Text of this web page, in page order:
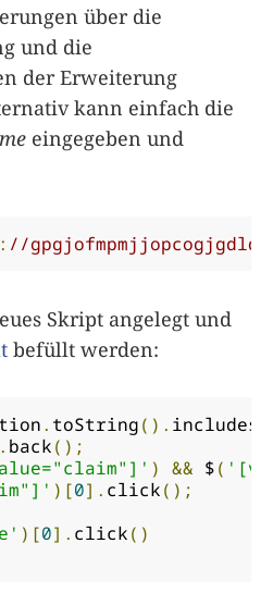
über die
und die
der Erweiterung
kann einfach die
eingegeben und
: //
Skript angelegt und
befüllt werden:
. toString(). includes
. back();
) && $(
)[0]. click();
)[0]. click()